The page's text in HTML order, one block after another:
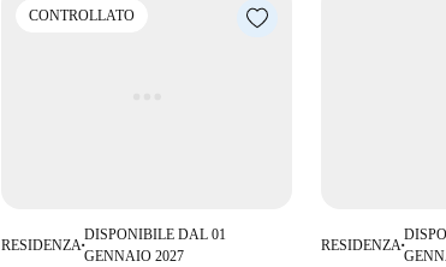
CONTROLLATO
RESIDENZA■
DISPONIBILE DAL 01
GENNAIO 2027
RESIDENZA■